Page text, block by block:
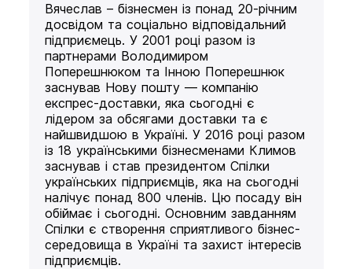
Вячеслав – бізнесмен із понад 20-річним
досвідом та соціально відповідальний
підприємець. У 2001 році разом із
партнерами Володимиром
Поперешнюком та Інною Поперешнюк
заснував Нову пошту — компанію
експрес-доставки, яка сьогодні є
лідером за обсягами доставки та є
найшвидшою в Україні. У 2016 році разом
із 18 українськими бізнесменами Климов
заснував і став президентом Спілки
українських підприємців, яка на сьогодні
налічує понад 800 членів. Цю посаду він
обіймає і сьогодні. Основним завданням
Спілки є створення сприятливого бізнес-
середовища в Україні та захист інтересів
підприємців.